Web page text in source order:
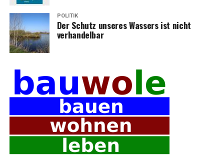
POLITIK
Der Schutz unse­res Was­sers ist nicht
verhandelbar